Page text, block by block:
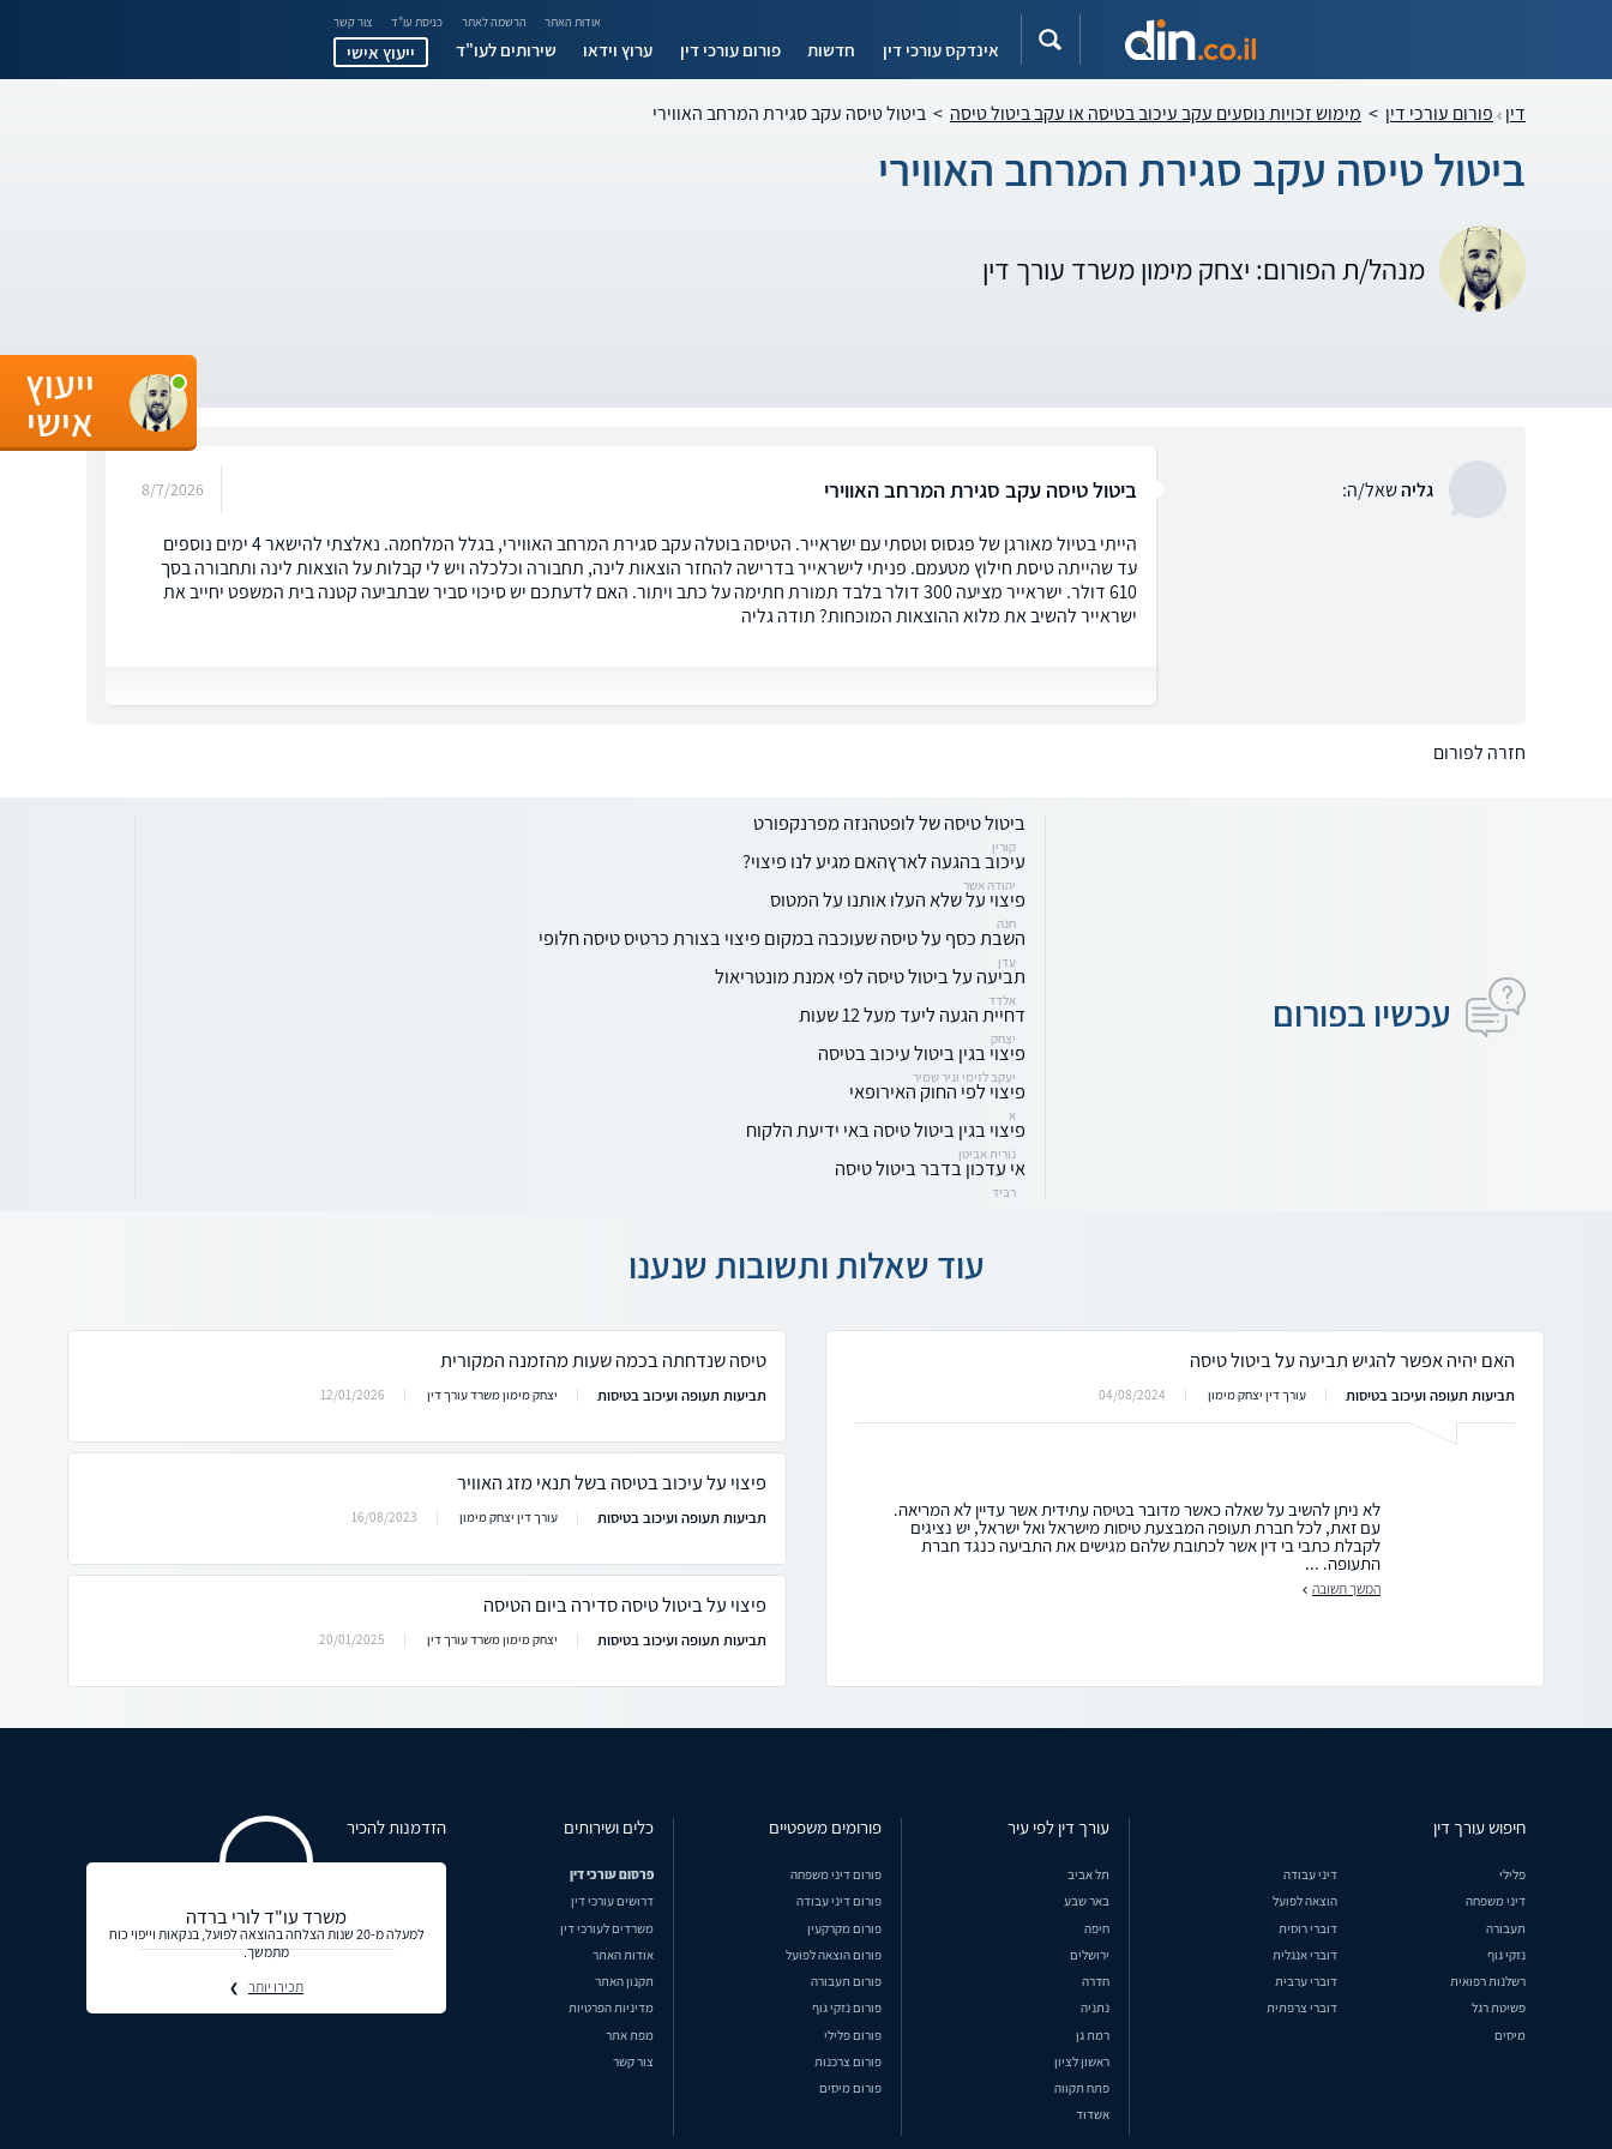
אודות האתר הרשמה לאתר כניסת עו"ד צור קשר
אינדקס עורכי דין חדשות פורום עורכי דין ערוץ וידאו שירותים לעו"ד ייעוץ אישי
דין פורום עורכי דין > מימוש זכויות נוסעים עקב עיכוב בטיסה או עקב ביטול טיסה > ביטול טיסה עקב סגירת המרחב האווירי
ביטול טיסה עקב סגירת המרחב האווירי
מנהל/ת הפורום: יצחק מימון משרד עורך דין
גליהשאל/ה: ביטול טיסה עקב סגירת המרחב האווירי 8/7/2026
הייתי בטיול מאורגן של פגסוס וטסתי עם ישראייר. הטיסה בוטלה עקב סגירת המרחב האווירי, בגלל המלחמה. נאלצתי להישאר 4 ימים נוספים
עד שהייתה טיסת חילוץ מטעמם. פניתי לישראייר בדרישה להחזר הוצאות לינה, תחבורה וכלכלה ויש לי קבלות על הוצאות לינה ותחבורה בסך
610 דולר. ישראייר מציעה 300 דולר בלבד תמורת חתימה על כתב ויתור. האם לדעתכם יש סיכוי סביר שבתביעה קטנה בית המשפט יחייב את
ישראייר להשיב את מלוא ההוצאות המוכחות? תודה גליה
חזרה לפורום
עכשיו בפורום
ביטול טיסה של לופטהנזה מפרנקפורט
קורין
עיכוב בהגעה לארץהאם מגיע לנו פיצוי?
יהודה אשר
פיצוי על שלא העלו אותנו על המטוס
חנה
השבת כסף על טיסה שעוכבה במקום פיצוי בצורת כרטיס טיסה חלופי
עדן
תביעה על ביטול טיסה לפי אמנת מונטריאול
אלדד
דחיית הגעה ליעד מעל 12 שעות
יצחק
פיצוי בגין ביטול עיכוב בטיסה
יעקב לזימי וניר שמיר
פיצוי לפי החוק האירופאי
א
פיצוי בגין ביטול טיסה באי ידיעת הלקוח
נורית אביטן
אי עדכון בדבר ביטול טיסה
רביד
עוד שאלות ותשובות שנענו
האם יהיה אפשר להגיש תביעה על ביטול טיסה
תביעות תעופה ועיכוב בטיסות עורך דין יצחק מימון 04/08/2024
לא ניתן להשיב על שאלה כאשר מדובר בטיסה עתידית אשר עדיין לא המריאה.
עם זאת, לכל חברת תעופה המבצעת טיסות מישראל ואל ישראל, יש נציגים
לקבלת כתבי בי דין אשר לכתובת שלהם מגישים את התביעה כנגד חברת
התעופה. ...
המשך תשובה
טיסה שנדחתה בכמה שעות מהזמנה המקורית
תביעות תעופה ועיכוב בטיסות יצחק מימון משרד עורך דין 12/01/2026
פיצוי על עיכוב בטיסה בשל תנאי מזג האוויר
תביעות תעופה ועיכוב בטיסות עורך דין יצחק מימון 16/08/2023
פיצוי על ביטול טיסה סדירה ביום הטיסה
תביעות תעופה ועיכוב בטיסות יצחק מימון משרד עורך דין 20/01/2025
ייעוץ
אישי
חיפוש עורך דין
פלילי
דיני עבודה
דיני משפחה
הוצאה לפועל
תעבורה
דוברי רוסית
נזקי גוף
דוברי אנגלית
רשלנות רפואית
דוברי ערבית
פשיטת רגל
דוברי צרפתית
מיסים
עורך דין לפי עיר
תל אביב
באר שבע
חיפה
ירושלים
חדרה
נתניה
רמת גן
ראשון לציון
פתח תקווה
אשדוד
פורומים משפטיים
פורום דיני משפחה
פורום דיני עבודה
פורום מקרקעין
פורום הוצאה לפועל
פורום תעבורה
פורום נזקי גוף
פורום פלילי
פורום צרכנות
פורום מיסים
כלים ושירותים
פרסום עורכי דין
דרושים עורכי דין
משרדים לעורכי דין
אודות האתר
תקנון האתר
מדיניות הפרטיות
מפת אתר
צור קשר
הזדמנות להכיר
משרד עו"ד לורי ברדה
למעלה מ-20 שנות הצלחה בהוצאה לפועל, בנקאות וייפוי כוח
מתמשך.
תכירו יותר